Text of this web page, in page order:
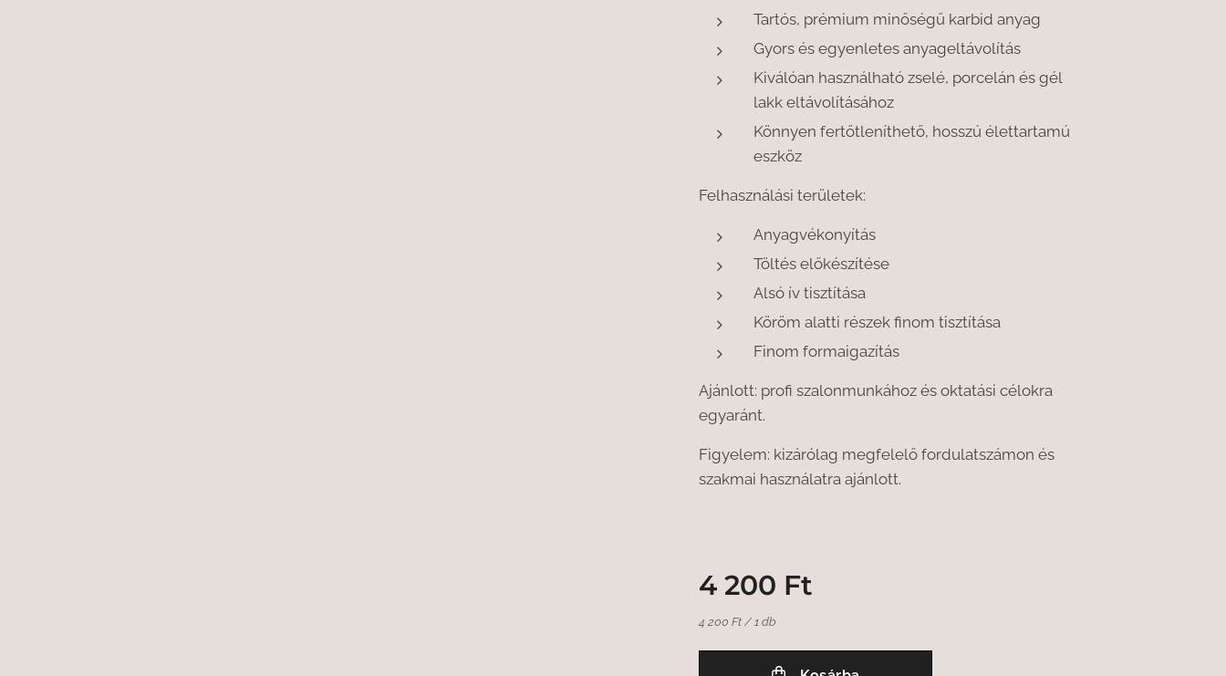
Tartós, prémium minőségű karbid anyag
Gyors és egyenletes anyageltávolítás
Kiválóan használható zselé, porcelán és gél
lakk eltávolításához
Könnyen fertőtleníthető, hosszú élettartamú
eszköz
Felhasználási területek:
Anyagvékonyítás
Töltés előkészítése
Alsó ív tisztítása
Köröm alatti részek finom tisztítása
Finom formaigazítás
Ajánlott: profi szalonmunkához és oktatási célokra
egyaránt.
Figyelem: kizárólag megfelelő fordulatszámon és
szakmai használatra ajánlott.
4 200 Ft
4 200 Ft / 1 db